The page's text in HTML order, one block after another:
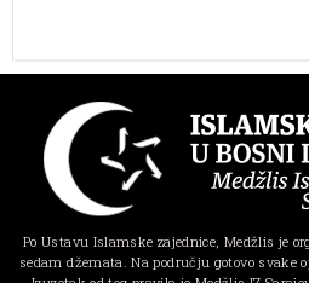
Po Ustavu Islamske zajednice, Medžlis je
sedam džemata. Na području gotovo svake